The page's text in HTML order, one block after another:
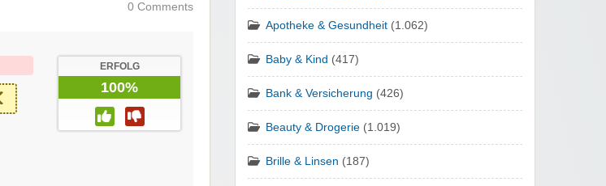
0 Comments
ERFOLG
100%
Apotheke & Gesundheit (1.062)
Baby & Kind (417)
Bank & Versicherung (426)
Beauty & Drogerie (1.019)
Brille & Linsen (187)